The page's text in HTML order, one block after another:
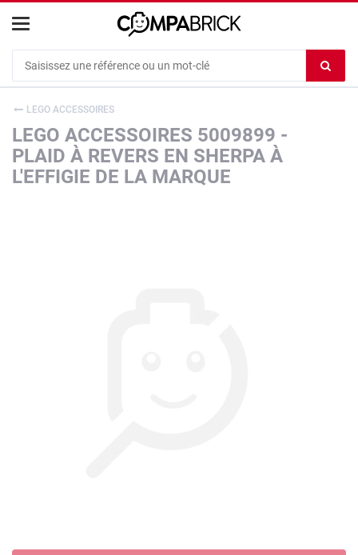
le
LEGO ACCESSOIRES
LEGO ACCESSOIRES 5009899 -
PLAID À REVERS EN SHERPA À
L'EFFIGIE DE LA MARQUE
Cookies management panel